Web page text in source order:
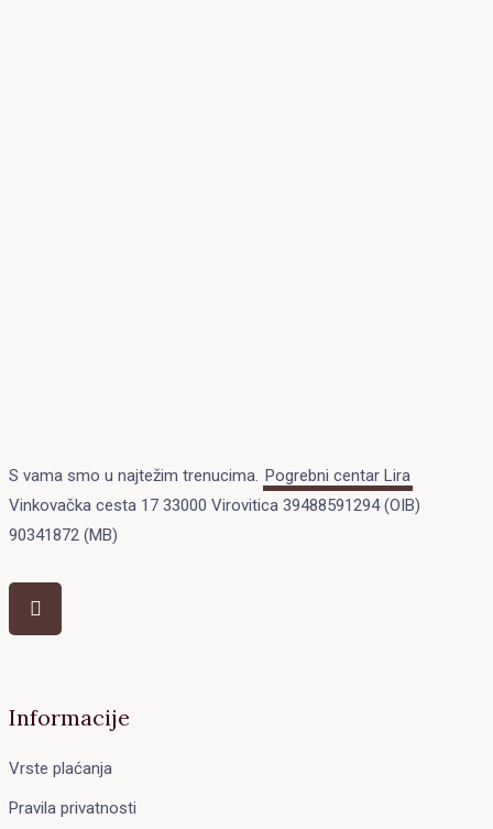
S vama smo u najtežim trenucima. Pogrebni centar Lira
Vinkovačka cesta 17 33000 Virovitica 39488591294 (OIB)
90341872 (MB)
Informacije
Vrste plaćanja
Pravila privatnosti